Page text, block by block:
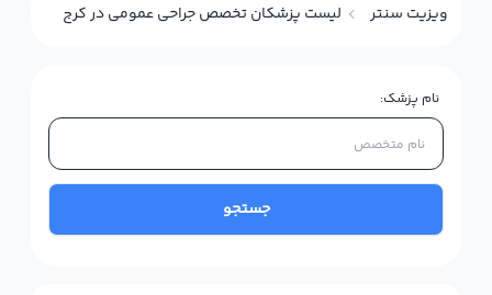
ویزیت سنتر لیست پزشکان تخصص جراحی عمومی در کرج
نام پزشک:
جستجو